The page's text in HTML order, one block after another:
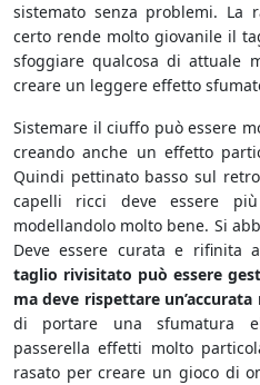
sistemato senza problemi. La
certo rende molto giovanile il
sfoggiare qualcosa di attuale
creare un leggere effetto
Sistemare il ciuffo può essere
creando anche un effetto
Quindi pettinato basso sul
capelli ricci deve essere
modellandolo molto bene. Si
Deve essere curata e rifinita
taglio rivisitato può essere
ma deve rispettare un’accurata
di portare una sfumatura
passerella effetti molto
rasato per creare un gioco di